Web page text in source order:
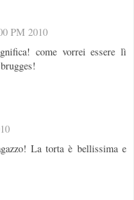
PM 2010
come vorrei essere lì
La torta è bellissima e